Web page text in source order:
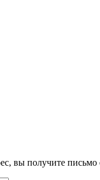
вы получите письмо